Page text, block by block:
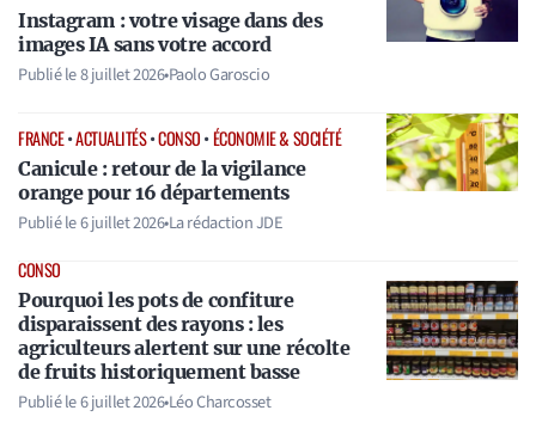
Instagram : votre visage dans des
images IA sans votre accord
Publié le8 juillet 2026•Paolo Garoscio
FRANCE•ACTUALITÉS•CONSO•ÉCONOMIE & SOCIÉTÉ
Canicule : retour de la vigilance
orange pour 16 départements
Publié le6 juillet 2026•La rédaction JDE
CONSO
Pourquoi les pots de confiture
disparaissent des rayons : les
agriculteurs alertent sur une récolte
de fruits historiquement basse
Publié le6 juillet 2026•Léo Charcosset